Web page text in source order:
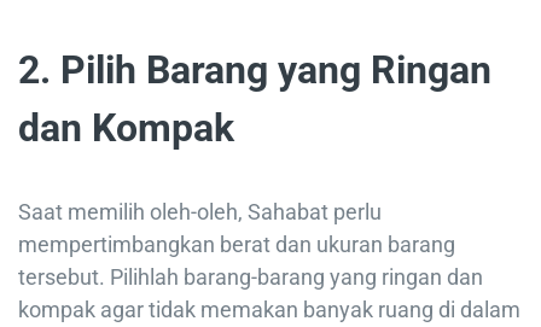
2. Pilih Barang yang Ringan
dan Kompak
Saat memilih oleh-oleh, Sahabat perlu
mempertimbangkan berat dan ukuran barang
tersebut. Pilihlah barang-barang yang ringan dan
kompak agar tidak memakan banyak ruang di dalam